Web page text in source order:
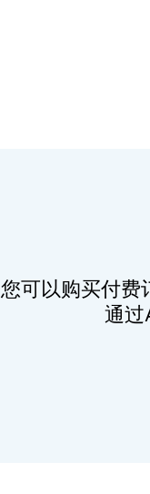
您可以购买付费
通过